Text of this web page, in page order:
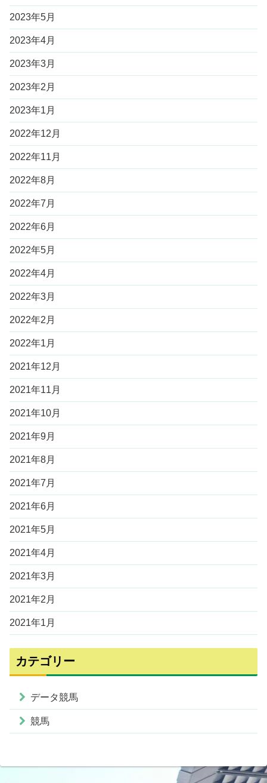
2023年5月
2023年4月
2023年3月
2023年2月
2023年1月
2022年12月
2022年11月
2022年8月
2022年7月
2022年6月
2022年5月
2022年4月
2022年3月
2022年2月
2022年1月
2021年12月
2021年11月
2021年10月
2021年9月
2021年8月
2021年7月
2021年6月
2021年5月
2021年4月
2021年3月
2021年2月
2021年1月
カテゴリー
データ競馬
競馬